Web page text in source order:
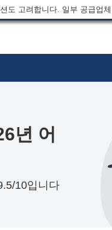
도 고려합니다. 일부 공급업
년 어
10입니다